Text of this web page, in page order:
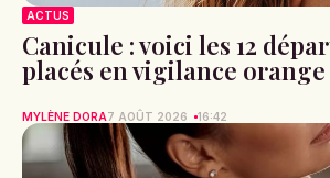
ACTUS
Canicule : voici les 12
placés en vigilance orange
MYLÈNE DORA7 AOÛT 2026 16:42